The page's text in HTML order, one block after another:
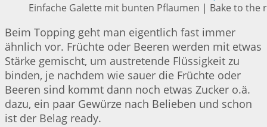
Einfache Galette mit bunten Pflaumen | Bake to the
Beim Topping geht man eigentlich fast immer
ähnlich vor. Früchte oder Beeren werden mit etwas
Stärke gemischt, um austretende Flüssigkeit zu
binden, je nachdem wie sauer die Früchte oder
Beeren sind kommt dann noch etwas Zucker o.ä.
dazu, ein paar Gewürze nach Belieben und schon
ist der Belag ready.